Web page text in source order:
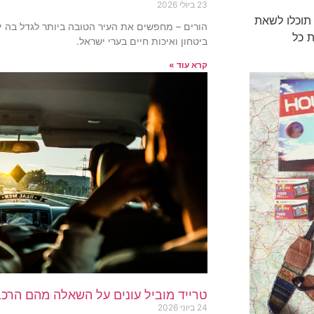
תוכלו לשאת
כל
23 ביולי 2026
הורים – מחפשים את העיר הטובה ביותר לגדל בה
ביטחון ואיכות חיים בערי ישראל.
קרא עוד »
טרייד מוביל עונים על השאלה מהם
24 ביוני 2026